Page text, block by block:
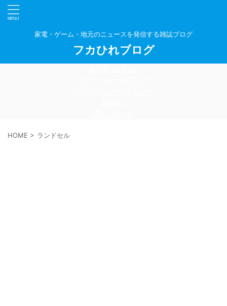
家電・ゲーム・地元のニュースを発信する雑誌ブログ
フカひれブログ
HOME > ランドセル